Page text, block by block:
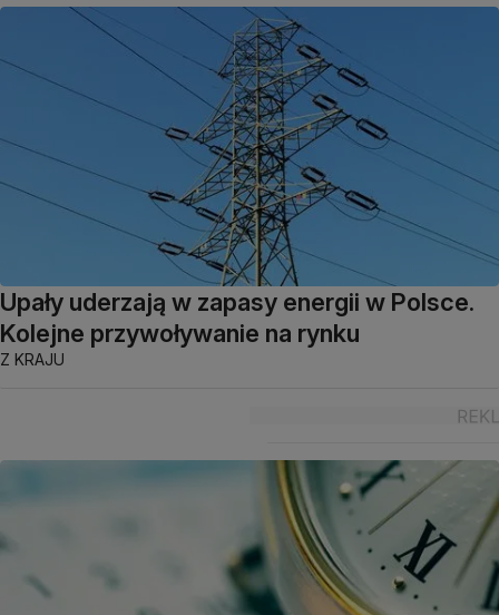
Upały uderzają w zapasy energii w Polsce.
Kolejne przywoływanie na rynku
Z KRAJU